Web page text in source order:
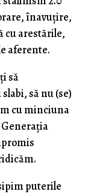
înavuțire,
cu arestările,
aferente.
să
să nu (se)
cu minciuna
puterile